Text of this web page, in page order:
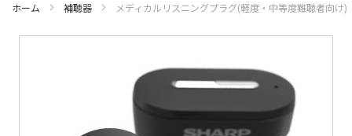
ホーム 補聴器 メディカルリスニングプラグ(軽度・中等度難聴者向け)